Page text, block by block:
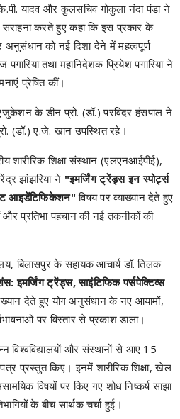
यादव और कुलसचिव गोकुला नंदा पंडा ने
सराहना करते हुए कहा कि इस प्रकार के
को नई दिशा देने में महत्वपूर्ण
तथा महानिदेशक प्रियेश पगारिया ने
प्रेषित कीं।
के डीन प्रो. (डॉ.) परविंदर हंसपाल ने
(डॉ.) ए.जे. खान उपस्थित रहे।
शारीरिक शिक्षा संस्थान (एलएनआईपीई),
झांझरिया ने "इमर्जिंग ट्रेंड्स इन स्पोर्ट्स
आइडेंटिफिकेशन" विषय पर व्याख्यान देते हुए
और प्रतिभा पहचान की नई तकनीकों की
बिलासपुर के सहायक आचार्य डॉ. तिलक
इमर्जिंग ट्रेंड्स, साइंटिफिक पर्सपेक्टिव्स
देते हुए योग अनुसंधान के नए आयामों,
पर विस्तार से प्रकाश डाला।
विश्वविद्यालयों और संस्थानों से आए 15
प्रस्तुत किए। इनमें शारीरिक शिक्षा, खेल
विषयों पर किए गए शोध निष्कर्ष साझा
के बीच सार्थक चर्चा हुई।